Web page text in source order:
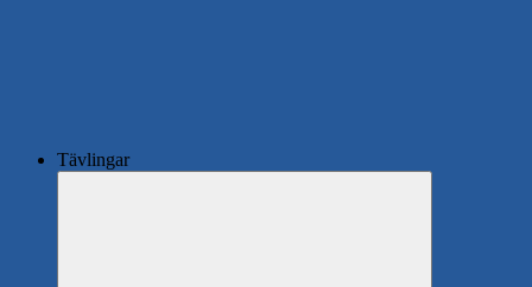
Tävlingar